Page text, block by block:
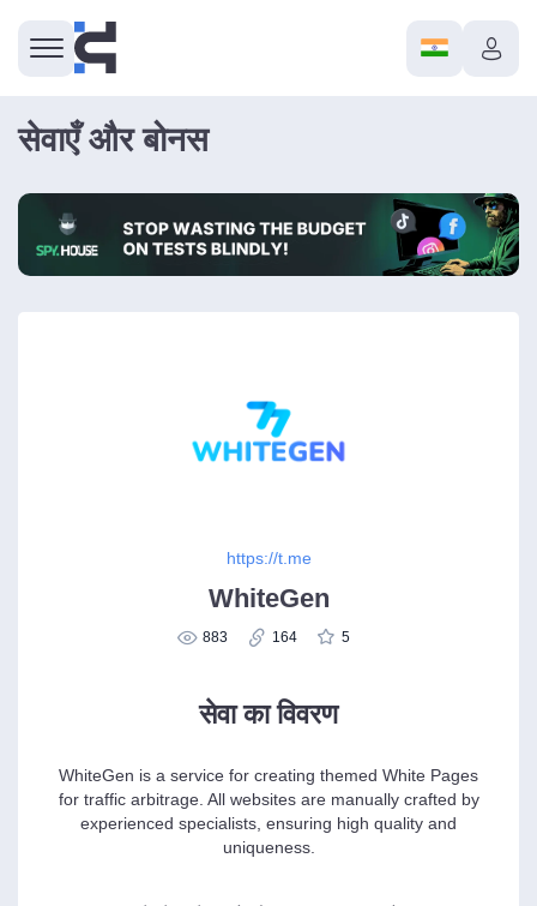
सेवाएँ और बोनस
https://t.me
WhiteGen
883 164 5
सेवा का विवरण
WhiteGen is a service for creating themed White Pages
for traffic arbitrage. All websites are manually crafted by
experienced specialists, ensuring high quality and
uniqueness.